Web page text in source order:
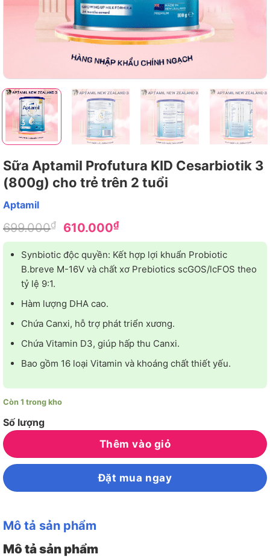
Sữa Aptamil Profutura KID Cesarbiotik 3
(800g) cho trẻ trên 2 tuổi
Aptamil
699.000₫
Giá
gốc
là:
699.000₫.
610.000₫Giá
hiện
tại
là:
Synbiotic độc quyền: Kết hợp lợi khuẩn Probiotic
B.breve M-16V và chất xơ Prebiotics scGOS/lcFOS theo
tỷ lệ 9:1.
Hàm lượng DHA cao.
Chứa Canxi, hỗ trợ phát triển xương.
Chứa Vitamin D3, giúp hấp thu Canxi.
Bao gồm 16 loại Vitamin và khoáng chất thiết yếu.
Còn 1 trong kho
Số lượng
Thêm vào giỏ
Đặt mua ngay
Mô tả sản phẩm
Mô tả sản phẩm